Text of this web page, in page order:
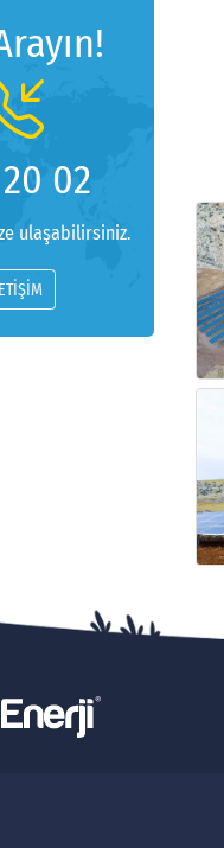
02
ulaşabilirsiniz.